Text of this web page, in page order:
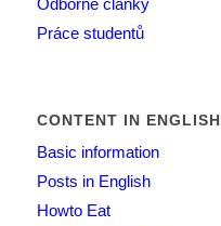
Odborné články
Práce studentů
CONTENT IN ENGLISH
Basic information
Posts in English
Howto Eat